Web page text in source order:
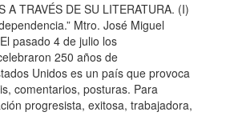
A TRAVÉS DE SU LITERATURA. (I)
Mtro. José Miguel
pasado 4 de julio los
250 años de
Unidos es un país que provoca
comentarios, posturas. Para
progresista, exitosa, trabajadora,